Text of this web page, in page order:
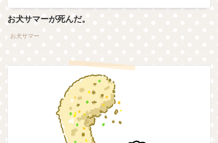
お犬サマーが死んだ。
お犬サマー